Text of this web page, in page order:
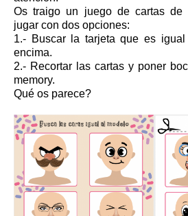
Os traigo un juego de cartas de
jugar con dos opciones:
1.- Buscar la tarjeta que es
encima.
2.- Recortar las cartas y poner
memory.
Qué os parece?